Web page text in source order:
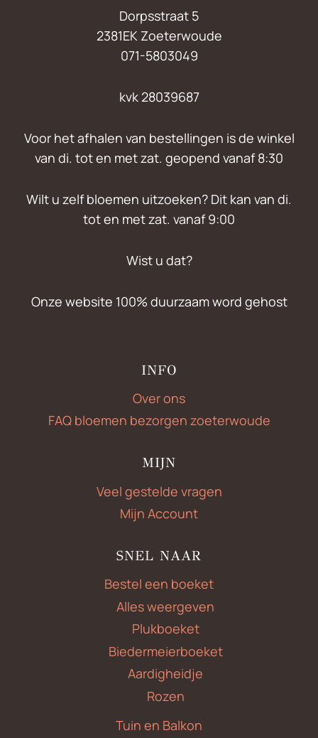
Dorpsstraat 5
2381EK Zoeterwoude
071-5803049
kvk 28039687
Voor het afhalen van bestellingen is de winkel
van di. tot en met zat. geopend vanaf 8:30
Wilt u zelf bloemen uitzoeken? Dit kan van di.
tot en met zat. vanaf 9:00
Wist u dat?
Onze website 100% duurzaam word gehost
INFO
Over ons
FAQ bloemen bezorgen zoeterwoude
MIJN
Veel gestelde vragen
Mijn Account
SNEL NAAR
Bestel een boeket
Alles weergeven
Plukboeket
Biedermeierboeket
Aardigheidje
Rozen
Tuin en Balkon